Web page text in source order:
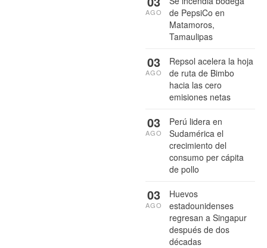
de PepsiCo en
Matamoros,
Tamaulipas
AGO
Repsol acelera la hoja
de ruta de Bimbo
hacia las cero
emisiones netas
03
AGO
Perú lidera en
Sudamérica el
crecimiento del
consumo per cápita
de pollo
03
AGO
Huevos
estadounidenses
regresan a Singapur
después de dos
décadas
03
AGO